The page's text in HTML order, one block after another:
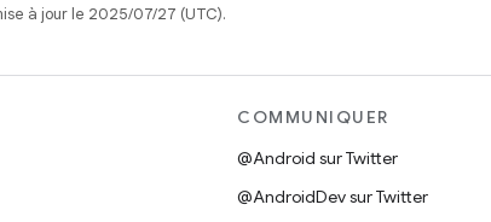
à jour le 2025/07/27 (UTC).
COMMUNIQUER
@Android sur Twitter
@AndroidDev sur Twitter